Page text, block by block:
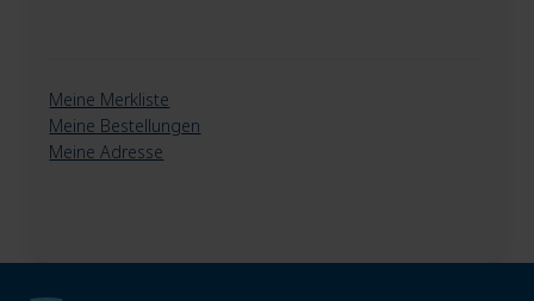
Meine Merkliste
Meine Bestellungen
Meine Adresse